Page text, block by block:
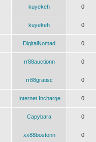
kuyekeh 0
kuyekeh 0
DigitalNomad 0
rr88auctionn 0
rr88gratisc 0
Internet Incharge 0
Capybara 0
xx88bostonn 0